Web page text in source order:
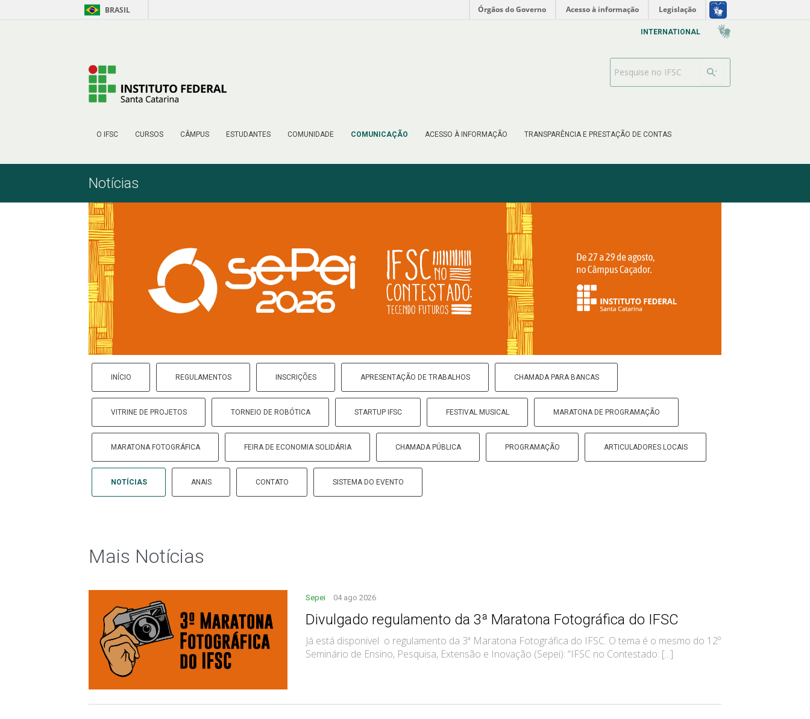
Pular para o Conteúdo BRASIL Órgãos do Governo Acesso à informação Legislação
O IFSC CURSOS CÂMPUS ESTUDANTES COMUNIDADE COMUNICAÇÃO ACESSO À INFORMAÇÃO TRANSPARÊNCIA E PRESTAÇÃO DE CONTAS
INTERNATIONAL
Barra de busca
Notícias
INÍCIO REGULAMENTOS INSCRIÇÕES APRESENTAÇÃO DE TRABALHOS CHAMADA PARA BANCAS
VITRINE DE PROJETOS TORNEIO DE ROBÓTICA STARTUP IFSC FESTIVAL MUSICAL MARATONA DE PROGRAMAÇÃO
MARATONA FOTOGRÁFICA FEIRA DE ECONOMIA SOLIDÁRIA CHAMADA PÚBLICA PROGRAMAÇÃO ARTICULADORES LOCAIS
NOTÍCIAS ANAIS CONTATO SISTEMA DO EVENTO
Mais Notí­cias
Sepei 04 ago 2026
Divulgado regulamento da 3ª Maratona Fotográfica do IFSC
Já está disponivel o regulamento da 3ª Maratona Fotográfica do IFSC. O tema é o mesmo do 12º
Seminário de Ensino, Pesquisa, Extensão e Inovação (Sepei): “IFSC no Contestado: [...]